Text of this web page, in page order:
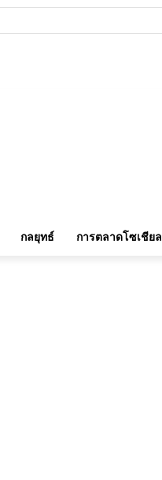
กลยุทธ์ การตลาดโซเชียล